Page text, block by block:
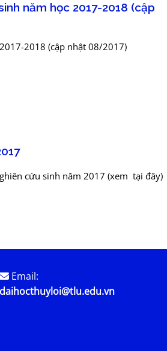
năm học 2017-2018 (cập
2018 (cập nhật 08/2017)
cứu sinh năm 2017 (xem tại đây)
Email:
daihocthuyloi@tlu.edu.vn